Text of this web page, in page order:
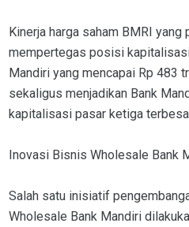
Kinerja harga saham BMRI
mempertegas posisi
Mandiri yang mencapai Rp 483
sekaligus menjadikan Bank
kapitalisasi pasar ketiga
Inovasi Bisnis Wholesale Bank
Salah satu inisiatif
Wholesale Bank Mandiri